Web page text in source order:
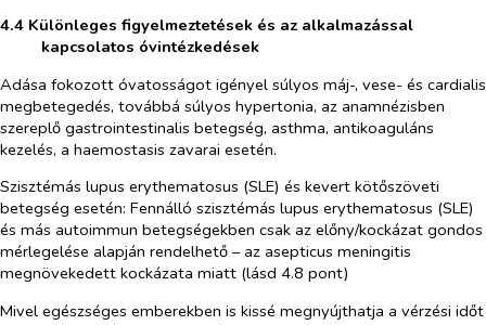
4.4 Különleges figyelmeztetések és az alkalmazással
kapcsolatos óvintézkedések
Adása fokozott óvatosságot igényel súlyos máj-, vese- és cardialis
megbetegedés, továbbá súlyos hypertonia, az anamnézisben
szereplő gastrointestinalis betegség, asthma, antikoaguláns
kezelés, a haemostasis zavarai esetén.
Szisztémás lupus erythematosus (SLE) és kevert kötőszöveti
betegség esetén: Fennálló szisztémás lupus erythematosus (SLE)
és más autoimmun betegségekben csak az előny/kockázat gondos
mérlegelése alapján rendelhető – az asepticus meningitis
megnövekedett kockázata miatt (lásd 4.8 pont)
Mivel egészséges emberekben is kissé megnyújthatja a vérzési időt